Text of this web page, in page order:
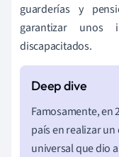
guarderías y
garantizar unos
discapacitados.
Famosamente, en
país en realizar
universal que dio